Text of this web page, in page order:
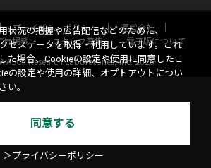
プライバシーポリシー
運営会社
告掲載 スタッフ募集
電子版について
ASCII Research Laboratories, Inc. 2026
状況の把握や広告配信などのために、
セスデータを取得・利用しています。これ
た場合、Cookieの設定や使用に同意したこ
の設定や使用の詳細、オプトアウトについ
い。
同意する
＞プライバシーポリシー